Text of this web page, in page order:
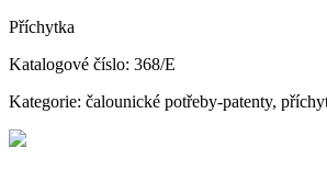
Příchytka
Katalogové číslo: 368/E
Kategorie: čalounické potřeby-patenty,